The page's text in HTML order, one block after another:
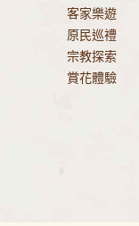
客家樂遊
原民巡禮
宗教探索
賞花體驗